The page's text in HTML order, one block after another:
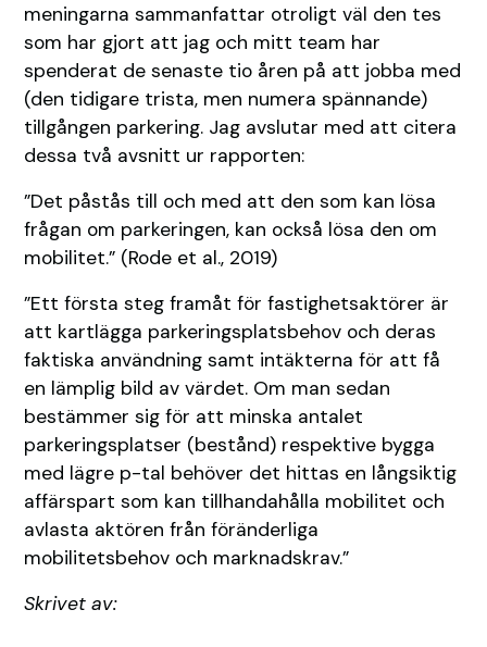
meningarna sammanfattar otroligt väl den tes
som har gjort att jag och mitt team har
spenderat de senaste tio åren på att jobba med
(den tidigare trista, men numera spännande)
tillgången parkering. Jag avslutar med att citera
dessa två avsnitt ur rapporten:
”Det påstås till och med att den som kan lösa
frågan om parkeringen, kan också lösa den om
mobilitet.” (Rode et al., 2019)
”Ett första steg framåt för fastighetsaktörer är
att kartlägga parkeringsplatsbehov och deras
faktiska användning samt intäkterna för att få
en lämplig bild av värdet. Om man sedan
bestämmer sig för att minska antalet
parkeringsplatser (bestånd) respektive bygga
med lägre p-tal behöver det hittas en långsiktig
affärspart som kan tillhandahålla mobilitet och
avlasta aktören från föränderliga
mobilitetsbehov och marknadskrav.”
Skrivet av: